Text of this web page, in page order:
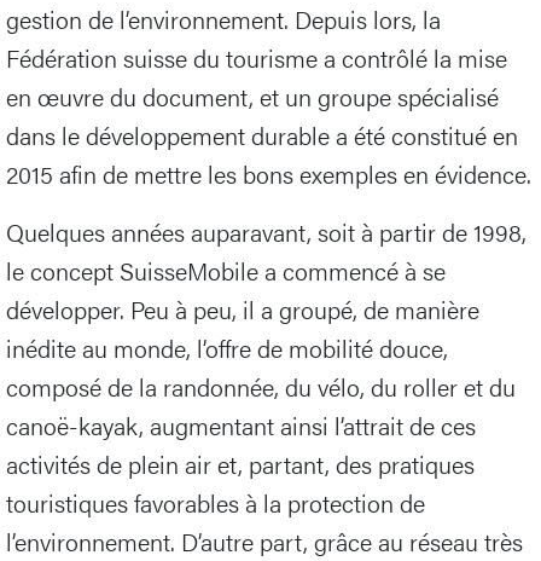
gestion de l’environnement. Depuis lors, la
Fédération suisse du tourisme a contrôlé la mise
en œuvre du document, et un groupe spécialisé
dans le développement durable a été constitué en
2015 afin de mettre les bons exemples en évidence.
Quelques années auparavant, soit à partir de 1998,
le concept SuisseMobile a commencé à se
développer. Peu à peu, il a groupé, de manière
inédite au monde, l’offre de mobilité douce,
composé de la randonnée, du vélo, du roller et du
canoë-kayak, augmentant ainsi l’attrait de ces
activités de plein air et, partant, des pratiques
touristiques favorables à la protection de
l’environnement. D’autre part, grâce au réseau très